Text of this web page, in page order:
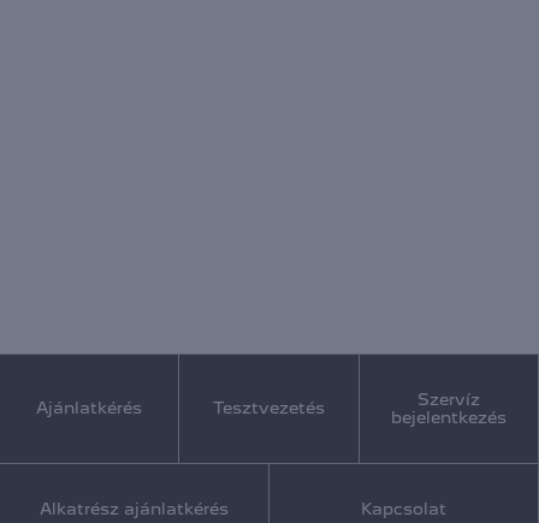
Ajánlatkérés Tesztvezetés
Szervíz
bejelentkezés
Alkatrész ajánlatkérés Kapcsolat